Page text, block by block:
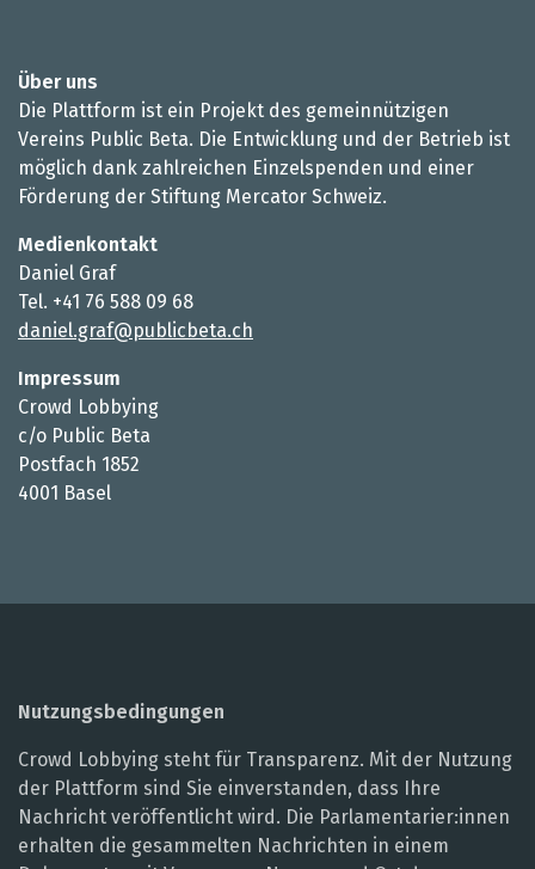
Über uns
Die Plattform ist ein Projekt des gemeinnützigen
Vereins Public Beta. Die Entwicklung und der Betrieb ist
möglich dank zahlreichen Einzelspenden und einer
Förderung der Stiftung Mercator Schweiz.
Medienkontakt
Daniel Graf
Tel. +41 76 588 09 68
daniel.graf@publicbeta.ch
Impressum
Crowd Lobbying
c/o Public Beta
Postfach 1852
4001 Basel
Nutzungsbedingungen
Crowd Lobbying steht für Transparenz. Mit der Nutzung
der Plattform sind Sie einverstanden, dass Ihre
Nachricht veröffentlicht wird. Die Parlamentarier:innen
erhalten die gesammelten Nachrichten in einem